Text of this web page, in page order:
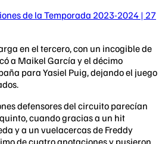
de la Temporada 2023-2024 | 27
en el tercero, con un incogible de
a Maikel García y el décimo
para Yasiel Puig, dejando el juego
defensores del circuito parecían
cuando gracias a un hit
y a un vuelacercas de Freddy
de cuatro anotaciones y pusieron